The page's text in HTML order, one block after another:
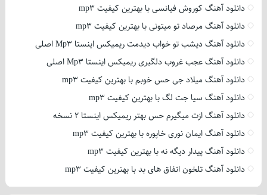
دانلود آهنگ کوروش فیانسی با بهترین کیفیت mp3
دانلود آهنگ مرصاد تو میتونی با بهترین کیفیت mp3
دانلود آهنگ دیشب تو خواب دیدمت ریمیکس اینستا Mp3 اصلی
دانلود آهنگ عجب غروب دلگیری ریمیکس اینستا Mp3 اصلی
دانلود آهنگ میلاد جی حس خوبم با بهترین کیفیت mp3
دانلود آهنگ سیا جت لگ با بهترین کیفیت mp3
دانلود آهنگ ازت میگیرم حس بهتر ریمیکس اینستا 2 نسخه
دانلود آهنگ ایمان نوری خاپوره با بهترین کیفیت mp3
دانلود آهنگ پیدار دیگه نه با بهترین کیفیت mp3
دانلود آهنگ تلخون اتفاق های بد با بهترین کیفیت mp3